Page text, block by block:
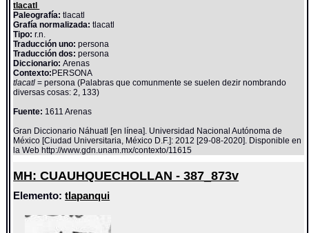
tlacatl
Paleografía: tlacatl
Grafía normalizada: tlacatl
Tipo: r.n.
Traducción uno: persona
Traducción dos: persona
Diccionario:Arenas
Contexto: PERSONA
tlacatl= persona (Palabras que comunmente se suelen dezir nombrando
diversas cosas: 2, 133)
Fuente: 1611 Arenas
Gran Diccionario Náhuatl [en línea]. Universidad Nacional Autónoma de
México [Ciudad Universitaria, México D.F.]: 2012 [29-08-2020]. Disponible en
la Web http://www.gdn.unam.mx/contexto/11615
MH: CUAUHQUECHOLLAN - 387_873v
Elemento:tlapanqui